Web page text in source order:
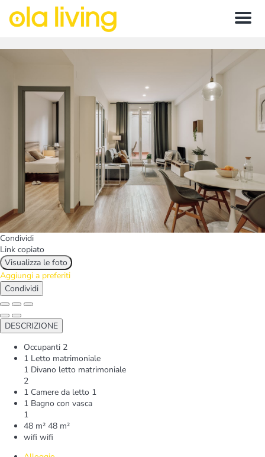
Menu
Condividi
Link copiato
Visualizza le foto
Aggiungi a preferiti
Condividi
DESCRIZIONE
Occupanti 2
1 Letto matrimoniale
1 Divano letto matrimoniale
2
1 Camere da letto 1
1 Bagno con vasca
1
48 m² 48 m²
wifi wifi